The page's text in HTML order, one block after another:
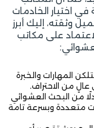
اختيار الخادمات
وثقته، إليك أبرز
على مكاتب
المهارات والخبرة
عالٍ من الاحتراف.
من البحث العشوائي
متعددة وبسرعة تامة